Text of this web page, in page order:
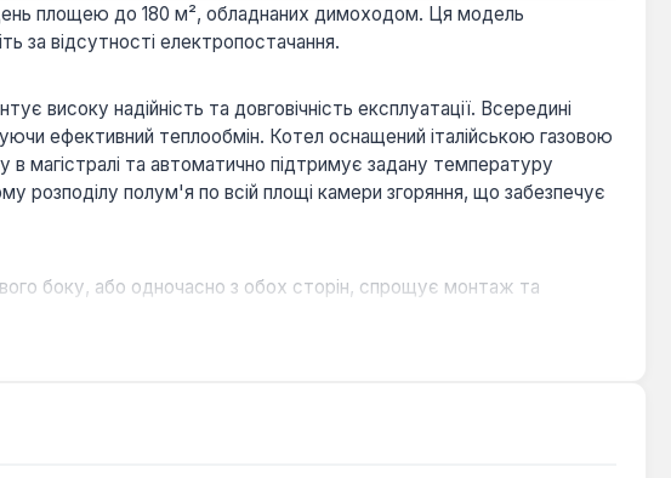
площею до 180 м², обладнаних димоходом. Ця модель
за відсутності електропостачання.
високу надійність та довговічність експлуатації. Всередині
ефективний теплообмін. Котел оснащений італійською газовою
магістралі та автоматично підтримує задану температуру
розподілу полум'я по всій площі камери згоряння, що забезпечує
боку, або одночасно з обох сторін, спрощує монтаж та
палива та економічність роботи.